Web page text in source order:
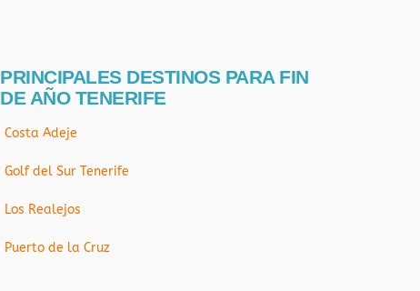
PRINCIPALES DESTINOS PARA FIN
DE AÑO TENERIFE
Costa Adeje
Golf del Sur Tenerife
Los Realejos
Puerto de la Cruz